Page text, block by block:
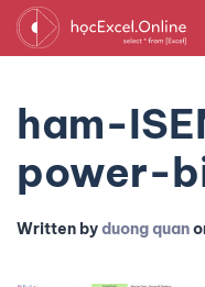
ham-
power-
Written byduong quan